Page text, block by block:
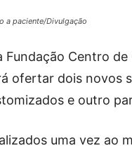
a paciente/Divulgação
Fundação Centro
ofertar dois novos
e outro
uma vez ao